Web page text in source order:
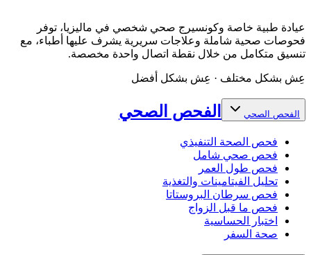
عيادة طبية خاصة وكونسيرج صحي شخصي في ماليزيا، توفر
فحوصات صحية شاملة وعلاجات سريرية يشرف عليها أطباء، مع
تنسيق متكامل من خلال نقطة اتصال واحدة مخصصة.
عِش بشكل مختلف · عِش بشكل أفضل
الفحص الصحي الفحص الصحي
فحص الصحة التنفيذي
فحص صحي شامل
فحص طول العمر
تحليل الفيتامينات والتغذية
فحص سرطان البروستاتا
فحص ما قبل الزواج
اختبار الحساسية
صحة السفر